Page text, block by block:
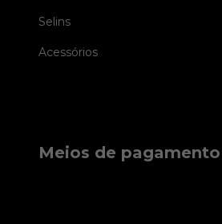
Selins
Acessórios
Meios de pagamento